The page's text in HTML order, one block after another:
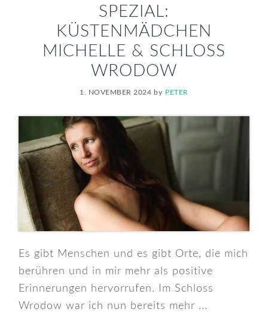
SPEZIAL:
KÜSTENMÄDCHEN
MICHELLE & SCHLOSS
WRODOW
1. NOVEMBER 2024 by PETER
Es gibt Menschen und es gibt Orte, die mich
berühren und in mir mehr als positive
Erinnerungen hervorrufen. Im Schloss
Wrodow war ich nun bereits mehr ...